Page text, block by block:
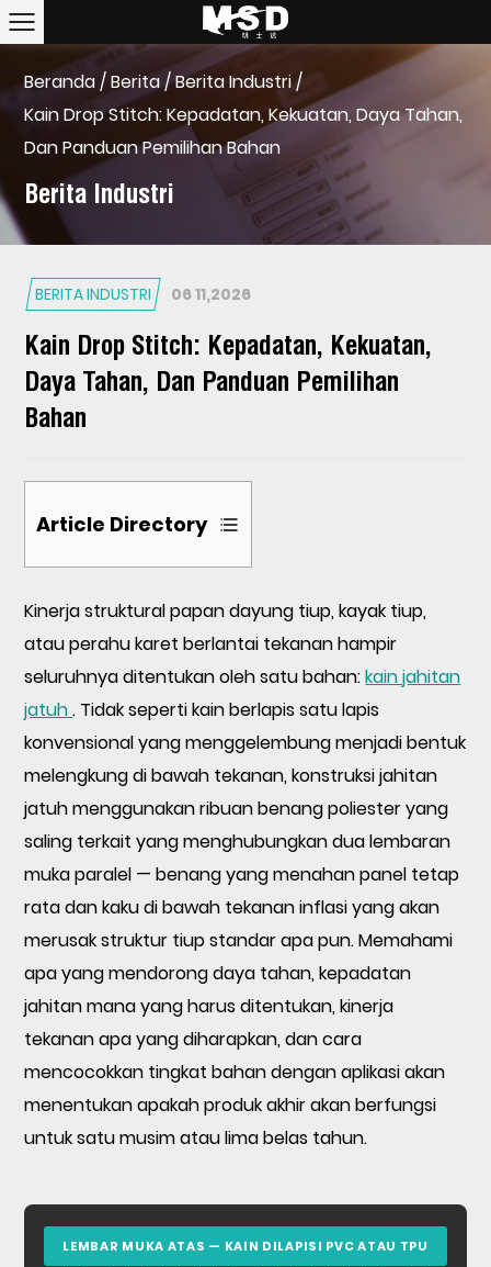
Beranda/Berita/Berita Industri/
Kain Drop Stitch: Kepadatan, Kekuatan, Daya Tahan,
Dan Panduan Pemilihan Bahan
Berita Industri
BERITA INDUSTRI 06 11,2026
Kain Drop Stitch: Kepadatan, Kekuatan,
Daya Tahan, Dan Panduan Pemilihan
Bahan
Article Directory
1
Apa
yang
Membuat
Kain
Drop
Stitch
Tahan
Lama?
2
Kepadatan
Jahitan
Jatuh
Mana
yang
Paling
Berfungsi?
Kuat
Kain
Kinerja struktural papan dayung tiup, kayak tiup,
atau perahu karet berlantai tekanan hampir
seluruhnya ditentukan oleh satu bahan:kain jahitan
jatuh. Tidak seperti kain berlapis satu lapis
konvensional yang menggelembung menjadi bentuk
melengkung di bawah tekanan, konstruksi jahitan
jatuh menggunakan ribuan benang poliester yang
saling terkait yang menghubungkan dua lembaran
muka paralel — benang yang menahan panel tetap
rata dan kaku di bawah tekanan inflasi yang akan
merusak struktur tiup standar apa pun. Memahami
apa yang mendorong daya tahan, kepadatan
jahitan mana yang harus ditentukan, kinerja
tekanan apa yang diharapkan, dan cara
mencocokkan tingkat bahan dengan aplikasi akan
menentukan apakah produk akhir akan berfungsi
untuk satu musim atau lima belas tahun.
LEMBAR MUKA ATAS — KAIN DILAPISI PVC ATAU TPU